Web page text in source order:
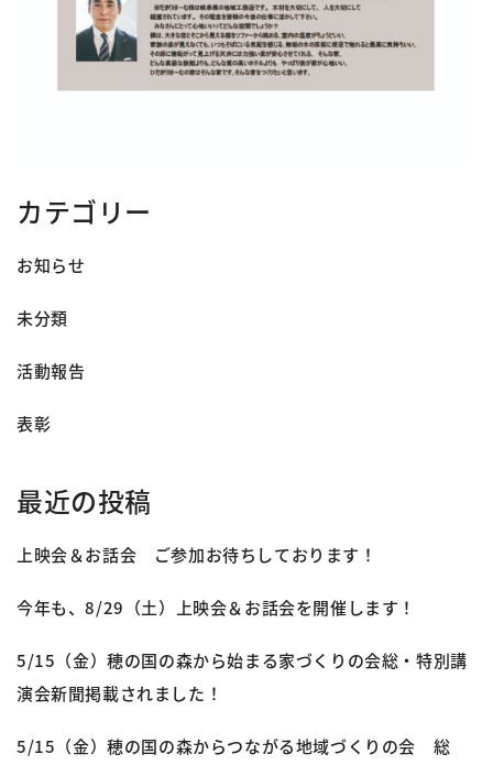
カテゴリー
お知らせ
未分類
活動報告
表彰
最近の投稿
上映会＆お話会 ご参加お待ちしております！
今年も、8/29（土）上映会＆お話会を開催します！
5/15（金）穂の国の森から始まる家づくりの会総・特別講
演会新聞掲載されました！
5/15（金）穂の国の森からつながる地域づくりの会 総